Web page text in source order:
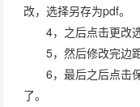
改，选择另存为pdf。
4，之后点击更改
5，然后修改完边
6，最后之后点击
了。